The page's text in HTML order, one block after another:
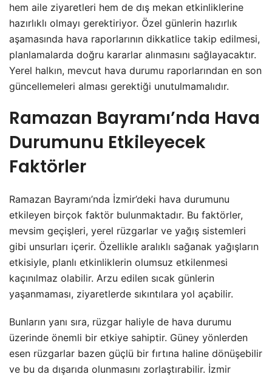
hem aile ziyaretleri hem de dış mekan etkinliklerine
hazırlıklı olmayı gerektiriyor. Özel günlerin hazırlık
aşamasında hava raporlarının dikkatlice takip edilmesi,
planlamalarda doğru kararlar alınmasını sağlayacaktır.
Yerel halkın, mevcut hava durumu raporlarından en son
güncellemeleri alması gerektiği unutulmamalıdır.
Ramazan Bayramı’nda Hava
Durumunu Etkileyecek
Faktörler
Ramazan Bayramı’nda İzmir’deki hava durumunu
etkileyen birçok faktör bulunmaktadır. Bu faktörler,
mevsim geçişleri, yerel rüzgarlar ve yağış sistemleri
gibi unsurları içerir. Özellikle aralıklı sağanak yağışların
etkisiyle, planlı etkinliklerin olumsuz etkilenmesi
kaçınılmaz olabilir. Arzu edilen sıcak günlerin
yaşanmaması, ziyaretlerde sıkıntılara yol açabilir.
Bunların yanı sıra, rüzgar haliyle de hava durumu
üzerinde önemli bir etkiye sahiptir. Güney yönlerden
esen rüzgarlar bazen güçlü bir fırtına haline dönüşebilir
ve bu da dışarıda olunmasını zorlaştırabilir. İzmir